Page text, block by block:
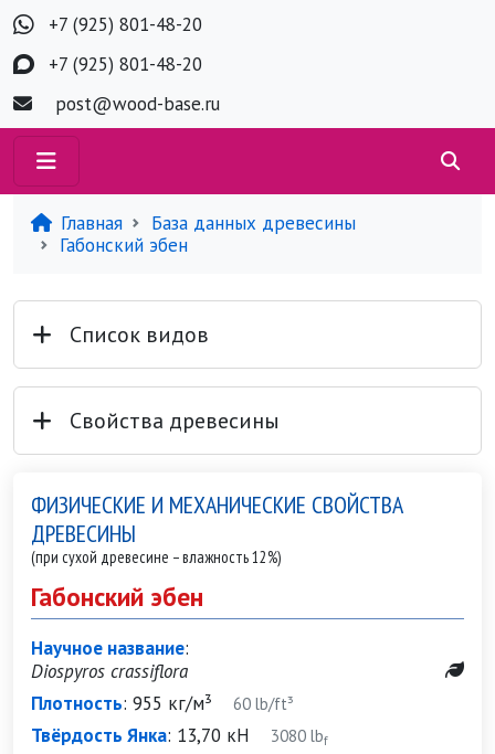
+7 (925) 801-48-20
+7 (925) 801-48-20
post@wood-base.ru
Главная
База данных древесины
Габонский эбен
Список видов
Свойства древесины
ФИЗИЧЕСКИЕ И МЕХАНИЧЕСКИЕ СВОЙСТВА
ДРЕВЕСИНЫ
(при сухой древесине – влажность 12%)
Габонский эбен
Научное название:
Diospyros crassiflora
Плотность: 955 кг/м³ 60 lb/ft³
Твёрдость Янка: 13,70 кН 3080 lbf